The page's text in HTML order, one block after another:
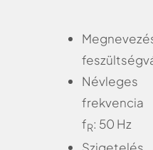
Névleges
frekvencia
fR: 50 Hz